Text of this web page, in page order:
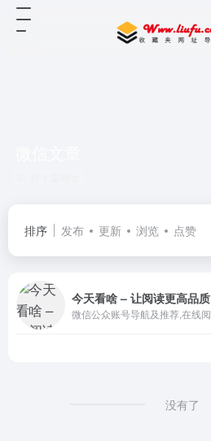
排序 发布 更新 浏览 点赞
今天看啥 – 让阅读更高品质
没有了